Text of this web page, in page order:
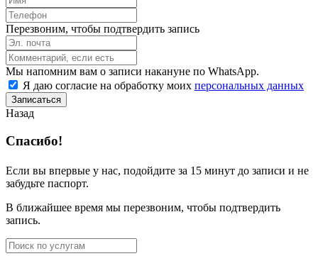
Перезвоним, чтобы подтвердить запись
Мы напомним вам о записи накануне по WhatsApp.
Я даю согласие на обработку моих персональных данных
Записаться
Назад
Спасибо!
Если вы впервые у нас, подойдите за 15 минут до записи и не
забудьте паспорт.
В ближайшее время мы перезвоним, чтобы подтвердить
запись.